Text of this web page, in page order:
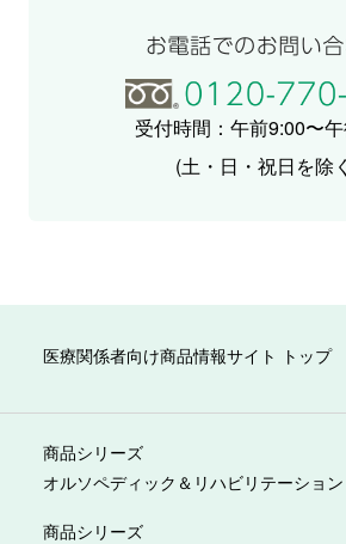
受付時間：午前9:00〜
(土・日・祝日を除
医療関係者向け商品情報サイト トップ
商品シリーズ
オルソペディック＆リハビリテーション
商品シリーズ